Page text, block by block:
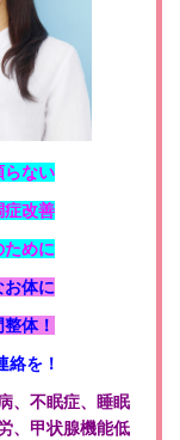
ない
改善
めに
お体に
体！
を！
、不眠症、睡眠
、甲状腺機能低